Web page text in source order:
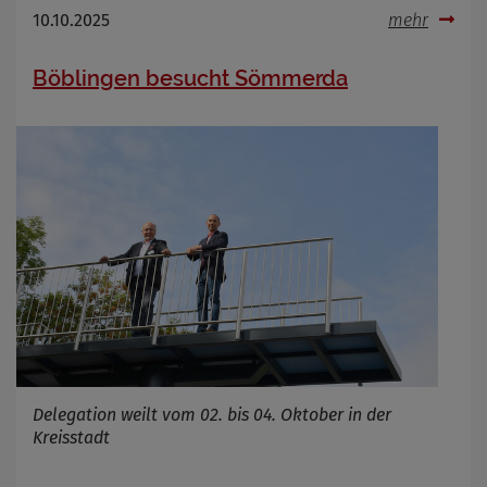
10.10.2025 mehr
Böblingen besucht Sömmerda
Delegation weilt vom 02. bis 04. Oktober in der
Kreisstadt
Zweck
Cookie Laufzeit